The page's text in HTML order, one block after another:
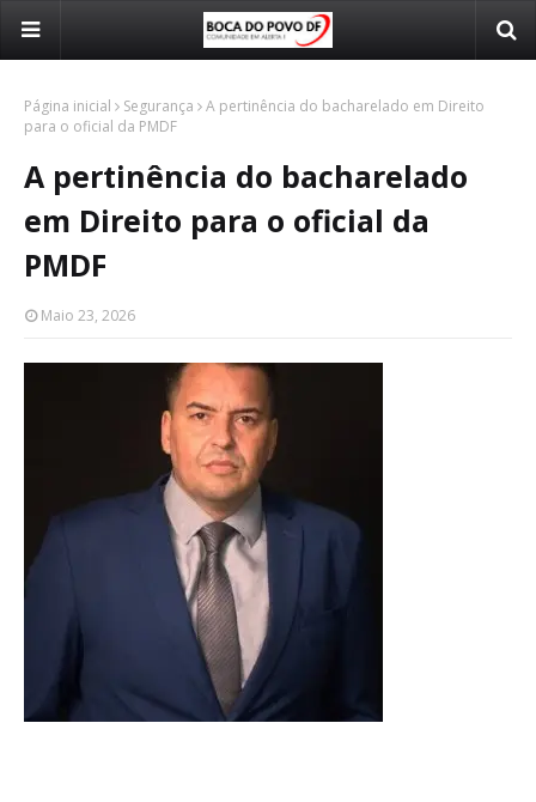
Página inicial Segurança
A pertinência do bacharelado em Direito
para o oficial da PMDF
A pertinência do bacharelado
em Direito para o oficial da
PMDF
Maio 23, 2026